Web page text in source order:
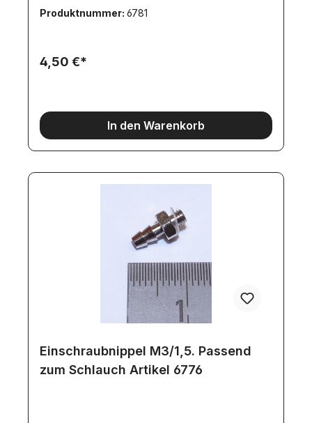
Produktnummer: 6781
4,50 €*
In den Warenkorb
Einschraubnippel M3/1,5. Passend
zum Schlauch Artikel 6776